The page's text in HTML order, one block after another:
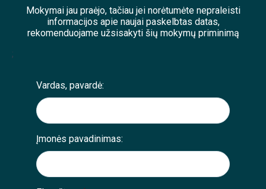
Mokymai jau praėjo, tačiau jei norėtumėte nepraleisti
informacijos apie naujai paskelbtas datas,
rekomenduojame užsisakyti šių mokymų priminimą
;
Vardas, pavardė:
Įmonės pavadinimas: